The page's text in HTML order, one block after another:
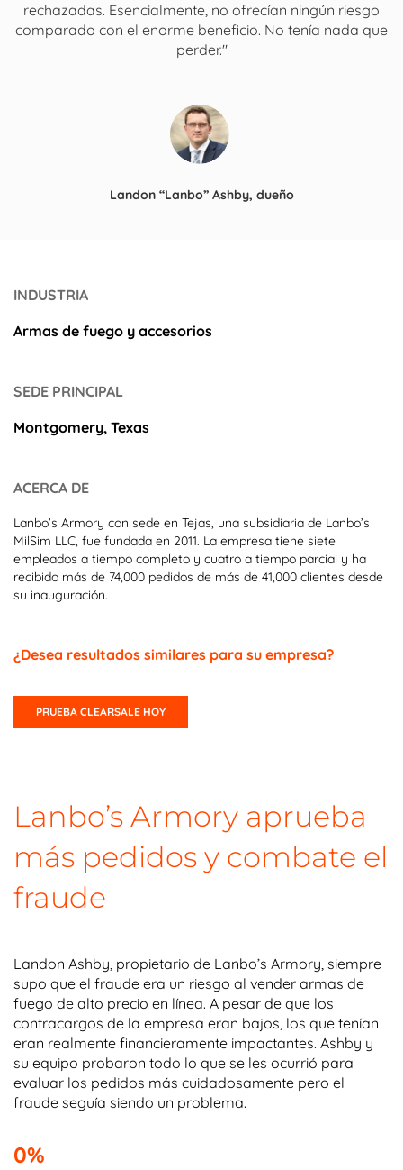
rechazadas. Esencialmente, no ofrecían ningún riesgo
comparado con el enorme beneficio. No tenía nada que
perder."
Landon “Lanbo” Ashby, dueño
INDUSTRIA
Armas de fuego y accesorios
SEDE PRINCIPAL
Montgomery, Texas
ACERCA DE
Lanbo’s Armory con sede en Tejas, una subsidiaria de Lanbo’s
MilSim LLC, fue fundada en 2011. La empresa tiene siete
empleados a tiempo completo y cuatro a tiempo parcial y ha
recibido más de 74,000 pedidos de más de 41,000 clientes desde
su inauguración.
¿Desea resultados similares para su empresa?
PRUEBA CLEARSALE HOY
Lanbo’s Armory aprueba
más pedidos y combate el
fraude
Landon Ashby, propietario de Lanbo’s Armory, siempre
supo que el fraude era un riesgo al vender armas de
fuego de alto precio en línea. A pesar de que los
contracargos de la empresa eran bajos, los que tenían
eran realmente financieramente impactantes. Ashby y
su equipo probaron todo lo que se les ocurrió para
evaluar los pedidos más cuidadosamente pero el
fraude seguía siendo un problema.
0%